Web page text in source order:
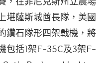
堪薩斯城酋長隊，美國
鑽石隊形四架戰機，將
包括1架F-35C及3架F-